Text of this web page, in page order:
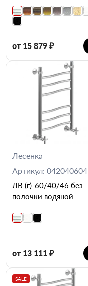
от 15 879 ₽
Лесенка
Артикул: 042040604
ЛВ (г)-60/40/46 без
полочки водяной
от 13 111 ₽
SALE